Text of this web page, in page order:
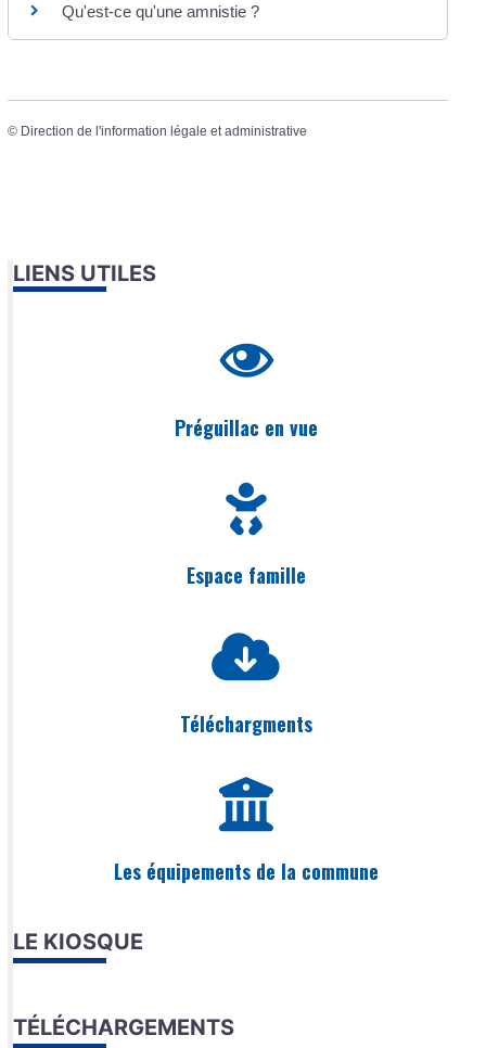
Qu'est-ce qu'une amnistie ?
© Direction de l'information légale et administrative
LIENS UTILES
Préguillac en vue
Espace famille
Téléchargments
Les équipements de la commune
LE KIOSQUE
TÉLÉCHARGEMENTS